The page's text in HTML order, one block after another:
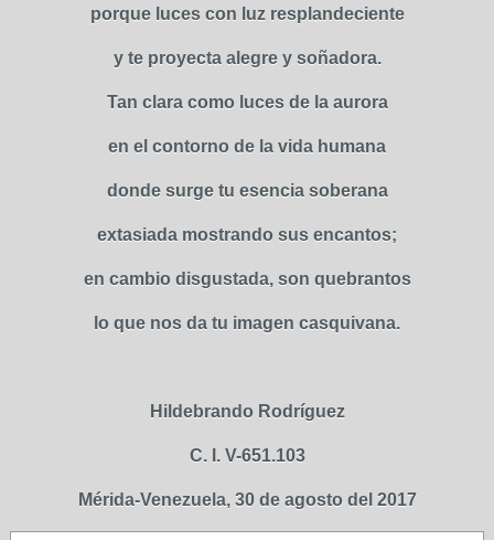
porque luces con luz resplandeciente
y te proyecta alegre y soñadora.
Tan clara como luces de la aurora
en el contorno de la vida humana
donde surge tu esencia soberana
extasiada mostrando sus encantos;
en cambio disgustada, son quebrantos
lo que nos da tu imagen casquivana.
Hildebrando Rodríguez
C. I. V-651.103
Mérida-Venezuela, 30 de agosto del 2017